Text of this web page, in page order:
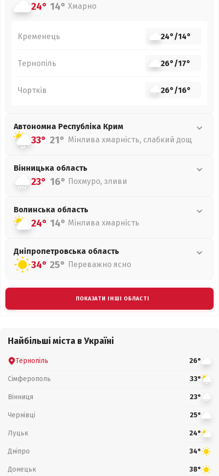
24° 14° Хмарно
Кременець 24°/14°
Тернопіль 26°/17°
Чортків 26°/16°
Автономна Республіка Крим
33° 21° Мінлива хмарність, слабкий дощ
Вінницька область
23° 16° Похмуро, зливи
Волинська область
24° 14° Мінлива хмарність
Дніпропетровська область
34° 25° Переважно ясно
ПОКАЗАТИ ІНШІ ОБЛАСТІ
Найбільші міста в Україні
Тернопіль 26°
Сімферополь 33°
Вінниця 23°
Чернівці 25°
Луцьк 24°
Дніпро 34°
Донецьк 38°